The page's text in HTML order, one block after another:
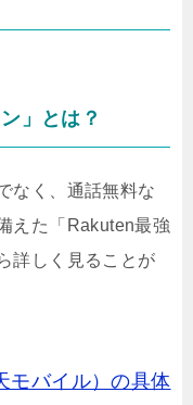
」とは？
なく、通話無料な
えた「Rakuten最強
詳しく見ることが
モバイル）の具体